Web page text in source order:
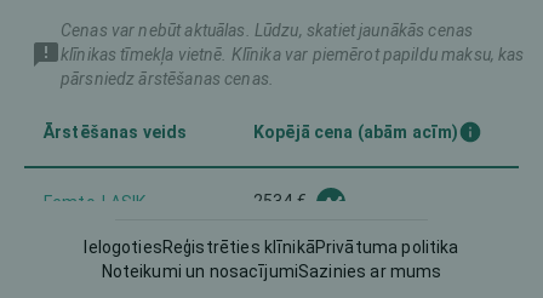
Cenas var nebūt aktuālas. Lūdzu, skatiet jaunākās cenas
klīnikas tīmekļa vietnē. Klīnika var piemērot papildu maksu, kas
pārsniedz ārstēšanas cenas.
Ārstēšanas veids Kopējā cena (abām acīm)
Femto-LASIK 2534 €
1604 €
IelogotiesReģistrēties klīnikāPrivātuma politika
Noteikumi un nosacījumiSazinies ar mums